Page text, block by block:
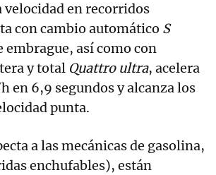
velocidad en recorridos
con cambio automático S
embrague, así como con
y total Quattro ultra, acelera
en 6,9 segundos y alcanza los
punta.
a las mecánicas de gasolina,
enchufables), están